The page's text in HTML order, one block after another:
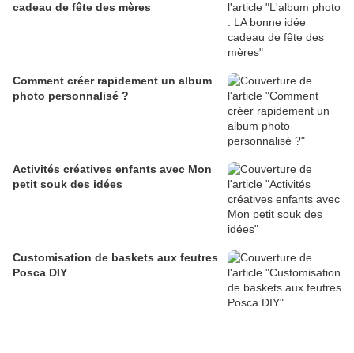
cadeau de fête des mères
Comment créer rapidement un album
photo personnalisé ?
Activités créatives enfants avec Mon
petit souk des idées
Customisation de baskets aux feutres
Posca DIY